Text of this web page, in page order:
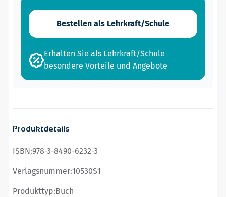
Bestellen als Lehrkraft/Schule
Erhalten Sie als Lehrkraft/Schule
besondere Vorteile und Angebote
Produktdetails
ISBN:978-3-8490-6232-3
Verlagsnummer:10530S1
Produkttyp:Buch